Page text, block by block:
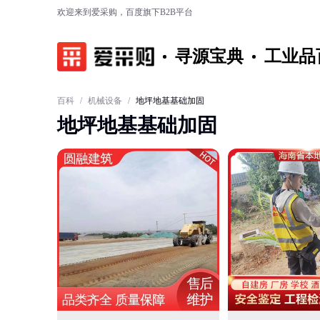
欢迎来到爱采购，百度旗下B2B平台
寻源宝典 工业品
百科 / 机械设备 / 地坪地基基础加固
地坪地基基础加固